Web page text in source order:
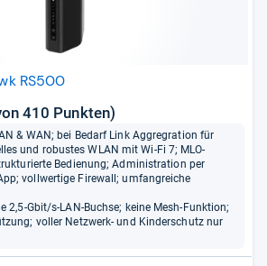
RS500
410 Punkten)
& WAN; bei Bedarf Link Aggregration für
und robustes WLAN mit Wi-Fi 7; MLO-
Bedienung; Administration per
vollwertige Firewall; umfangreiche
2,5-Gbit/s-LAN-Buchse; keine Mesh-Funktion;
voller Netzwerk- und Kinderschutz nur